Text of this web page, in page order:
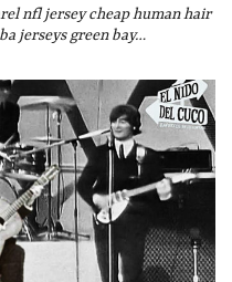
nfl jersey cheap human hair
jerseys green bay…